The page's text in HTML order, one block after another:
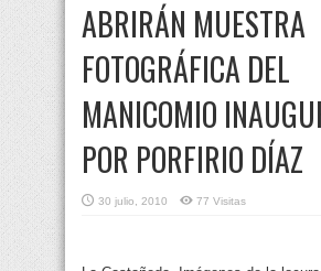
ABRIRÁN MUESTRA
FOTOGRÁFICA DEL
MANICOMIO
POR PORFIRIO DÍAZ
30 julio, 2010 77 Visitas